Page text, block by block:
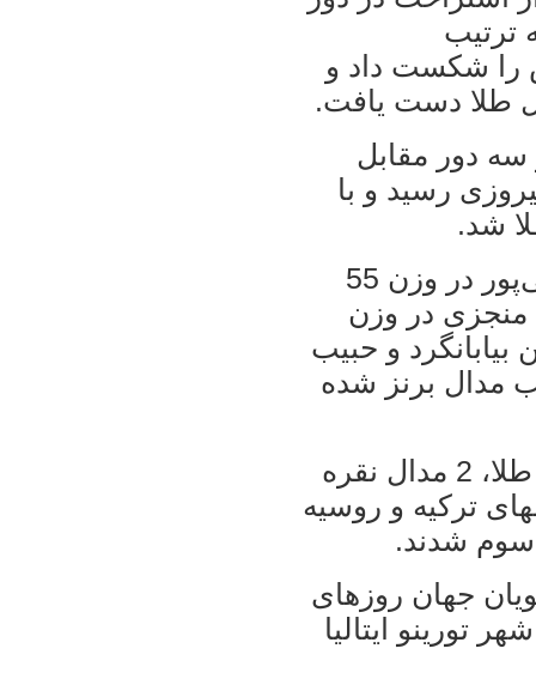
ترتیب
را شکست داد و
طلا دست یافت.
در سه دور مقابل
رسید و با
شد.
تیم ایران روز جمعه توسط محسن حاجی‌پور در وزن 55
منجزی در وزن
بیابانگرد و حبیب
صاحب مدال برنز شده
به این ترتیب تیم ایران با کسب 3 مدال طلا، 2 مدال نقره
شد و تیمهای ترکیه و روسیه
جهان روزهای
دنیا در شهر تورینو ایتالیا